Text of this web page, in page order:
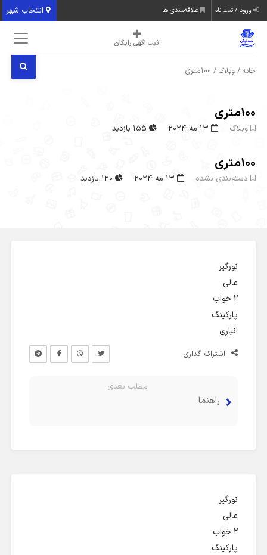
انتخاب شهر ورود / ثبت نام علاقه‌مندی ها
ثبت اگهی رایگان
خانه /وبلاگ / 100متری
100متری
وبلاگ
100متری
دسته‌بندی نشده
نورگیر
عالی
2 خواب
پارکینگ
انباری
اشتراک گذاری
مطلب بعدی
راهنما
نورگیر
عالی
2 خواب
پارکینگ